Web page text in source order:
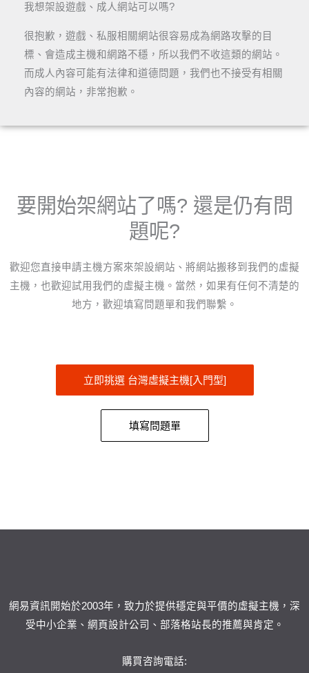
我想架設遊戲、成人網站可以嗎?
很抱歉，遊戲、私服相關網站很容易成為網路攻擊的目
標、會造成主機和網路不穩，所以我們不收這類的網站。
而成人內容可能有法律和道德問題，我們也不接受有相關
內容的網站，非常抱歉。
要開始架網站了嗎? 還是仍有問
題呢?
歡迎您直接申請主機方案來架設網站、將網站搬移到我們的虛擬
主機，也歡迎試用我們的虛擬主機。當然，如果有任何不清楚的
地方，歡迎填寫問題單和我們聯繫。
立即挑選 台灣虛擬主機[入門型]
填寫問題單
網易資訊開始於2003年，致力於提供穩定與平價的虛擬主機，深
受中小企業、網頁設計公司、部落格站長的推薦與肯定。
購買咨詢電話: